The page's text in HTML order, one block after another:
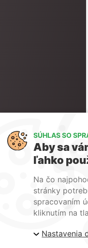
SÚHLAS SO
Aby sa
ľahko
Na čo
stránky
spracovaním
kliknutím na
Nastavenia